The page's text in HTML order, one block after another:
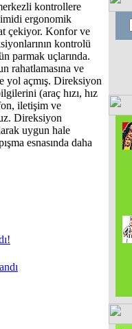
kontrollere
ergonomik
çekiyor. Konfor ve
kontrolü
parmak uçlarında.
rahatlamasına ve
yol açmış. Direksiyon
(araç hızı, hız
iletişim ve
Direksiyon
uygun hale
esnasında daha